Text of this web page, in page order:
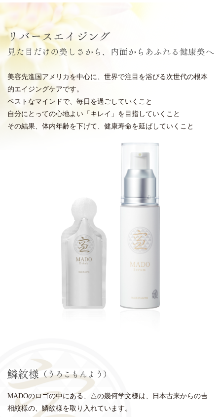
美容先進国アメリカを中心に、世界で注目を浴びる次世代の根本
的エイジングケアです。
ベストなマインドで、毎日を過ごしていくこと
自分にとっての心地よい「キレイ」を目指していくこと
その結果、体内年齢を下げて、健康寿命を延ばしていくこと
MADOのロゴの中にある、△の幾何学文様は、日本古来からの吉
相紋様の、鱗紋様を取り入れています。